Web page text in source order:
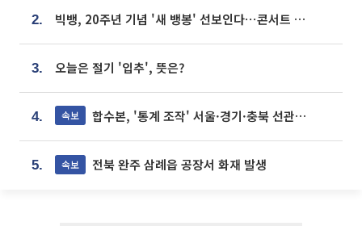
2. 빅뱅, 20주년 기념 '새 뱅봉' 선보인다⋯콘서트 앞두고 팝업 개최
3. 오늘은 절기 '입추', 뜻은?
4. 속보 합수본, '통계 조작' 서울·경기·충북 선관위 등 추가 압수수색
5. 속보 전북 완주 삼례읍 공장서 화재 발생